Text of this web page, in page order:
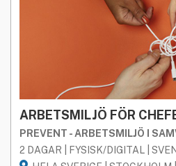
ARBETSMILJÖ FÖR
PREVENT - ARBETSMILJÖ I
2 DAGAR | FYSISK/DIGITAL |